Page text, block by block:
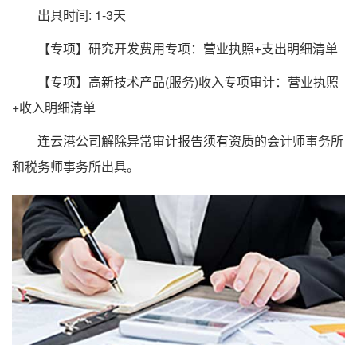
出具时间: 1-3天
【专项】研究开发费用专项：营业执照+支出明细清单
【专项】高新技术产品(服务)收入专项审计：营业执照
+收入明细清单
连云港公司解除异常审计报告须有资质的会计师事务所
和税务师事务所出具。